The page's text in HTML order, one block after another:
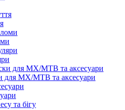
для MX/MTB та аксесуари